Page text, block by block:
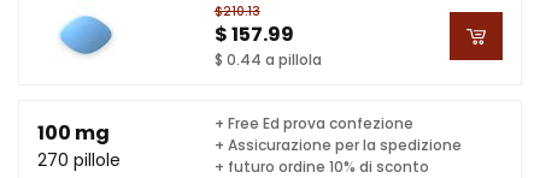
$210.13
$ 157.99
$ 0.44 a pillola
100 mg
270 pillole
+ Free Ed prova confezione
+ Assicurazione per la spedizione
+ futuro ordine 10% di sconto